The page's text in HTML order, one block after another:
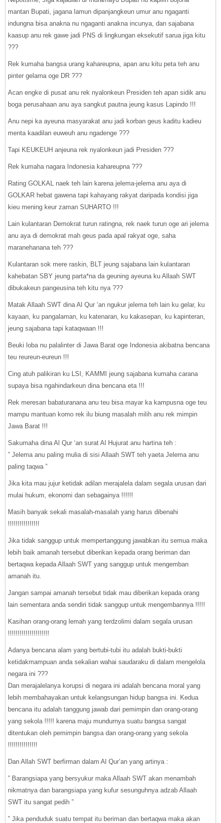
mantan Bupati, jagana lamun dipanjangkeun umur anu ngaganti
indungna bisa anakna nu ngaganti anakna incunya, dan sajabana
kaasup anu rek gawe jadi PNS di lingkungan eksekutif sarua jiga kitu
???
Rek kumaha bangsa urang kahareupna, apan anu kitu peta teh anu
pinter gelarna oge DR ???
Acan engke di pusat anu rek nyalonkeun Presiden teh apan sidik anu
boga perusahaan anu aya sangkut pautna jeung kasus Lapindo !!!
Anu nepi ka ayeuna masyarakat anu jadi korban geus kaditu kadieu
menta kaadilan euweuh anu ngadenge ???
Tapi KEUKEUH anjeuna rek nyalonkeun jadi Presiden ???
Rek kumaha nagara Indonesia kahareupna ???
Rating GOLKAL naek teh lain karena jelema-jelema anu aya di
GOLKAR hebat gawena tapi kahayang rakyat daripada kondisi jiga
kieu mening keur zaman SUHARTO !!!
Lain kulantaran Demokrat turun ratingna, rek naek turun oge ari jelema
anu aya di demokrat mah geus pada apal rakyat oge, saha
maranehanana teh ???
Kulantaran sok mere raskin, BLT jeung sajabana lain kulantaran
kahebatan SBY jeung parta*na da geuning ayeuna ku Allaah SWT
dibukakeun pangeusina teh kitu nya ???
Matak Allaah SWT dina Al Qur ‘an ngukur jelema teh lain ku gelar, ku
kayaan, ku pangalaman, ku katenaran, ku kakasepan, ku kapinteran,
jeung sajabana tapi kataqwaan !!!
Beuki loba nu palalinter di Jawa Barat oge Indonesia akibatna bencana
teu reureun-eureun !!!
Cing atuh palikiran ku LSI, KAMMI jeung sajabana kumaha carana
supaya bisa ngahindarkeun dina bencana eta !!!
Rek meresan babaturanana anu teu bisa mayar ka kampusna oge teu
mampu mantuan komo rek ilu biung masalah milih anu rek mimpin
Jawa Barat !!!
Sakumaha dina Al Qur ‘an surat Al Hujurat anu hartina teh :
” Jelema anu paling mulia di sisi Allaah SWT teh yaeta Jelema anu
paling taqwa ”
Jika kita mau jujur ketidak adilan merajalela dalam segala urusan dari
mulai hukum, ekonomi dan sebagainya !!!!!!
Masih banyak sekali masalah-masalah yang harus dibenahi
!!!!!!!!!!!!!!!!
Jika tidak sanggup untuk mempertanggung jawabkan itu semua maka
lebih baik amanah tersebut diberikan kepada orang beriman dan
bertaqwa kepada Allaah SWT yang sanggup untuk mengemban
amanah itu.
Jangan sampai amanah tersebut tidak mau diberikan kepada orang
lain sementara anda sendiri tidak sanggup untuk mengembannya !!!!!
Kasihan orang-orang lemah yang terdzolimi dalam segala urusan
!!!!!!!!!!!!!!!!!!!!!
Adanya bencana alam yang bertubi-tubi itu adalah bukti-bukti
ketidakmampuan anda sekalian wahai saudaraku di dalam mengelola
negara ini ???
Dan merajalelanya korupsi di negara ini adalah bencana moral yang
lebih membahayakan untuk kelangsungan hidup bangsa ini. Kedua
bencana itu adalah tanggung jawab dari pemimpin dan orang-orang
yang sekola !!!!! karena maju mundurnya suatu bangsa sangat
ditentukan oleh pemimpin bangsa dan orang-orang yang sekola
!!!!!!!!!!!!!!!
Dan Allah SWT berfirman dalam Al Qur’an yang artinya :
” Barangsiapa yang bersyukur maka Allaah SWT akan menambah
nikmatnya dan barangsiapa yang kufur sesunguhnya adzab Allaah
SWT itu sangat pedih ”
” Jika penduduk suatu tempat itu beriman dan bertaqwa maka akan